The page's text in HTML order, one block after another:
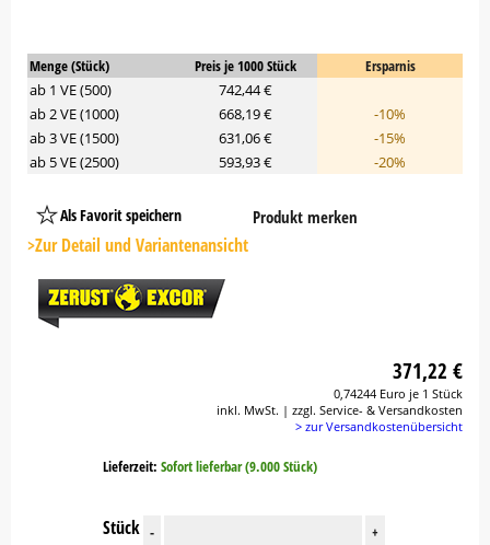
Menge (Stück) Preis je 1000 Stück
Ersparnis
ab 1 VE (500)
742,44 €
ab 2 VE (1000)
668,19 €
-10%
ab 3 VE (1500)
631,06 €
-15%
ab 5 VE (2500)
593,93 € -20%
Als Favorit speichern
Platzhalter
Button
Produkt merken
>Zur Detail und Variantenansicht
371,22 €
0,74244 Euro je 1 Stück
inkl. MwSt. | zzgl. Service- & Versandkosten
> zur Versandkostenübersicht
Lieferzeit: Sofort lieferbar (9.000 Stück)
Stück - +